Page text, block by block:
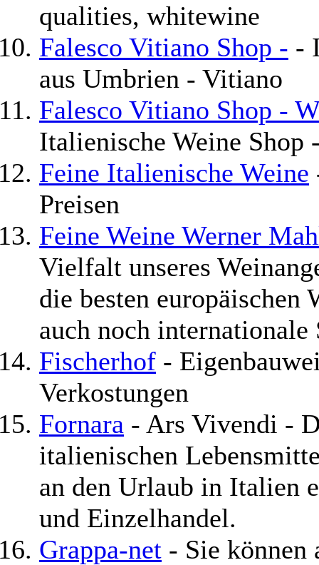
qualities, whitewine
Falesco Vitiano Shop - -
aus Umbrien - Vitiano
Falesco Vitiano Shop -
Italienische Weine
Feine Italienische Weine
Preisen
Feine Weine Werner
Vielfalt unseres
die besten europäischen
auch noch internationale
Fischerhof -
Verkostungen
Fornara - Ars Vivendi -
italienischen
an den Urlaub in Italien
und Einzelhandel.
Grappa-net - Sie können